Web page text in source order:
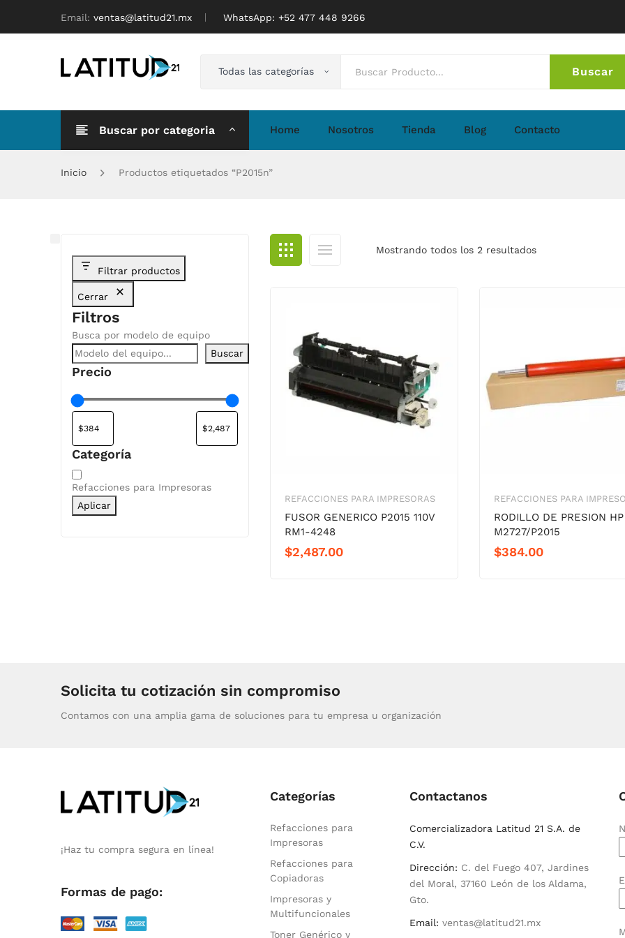
Email: ventas@latitud21.mx WhatsApp: ‪+52 477 448 9266
Todas las categorías Buscar
Buscar por categoria Home Nosotros Tienda Blog Contacto
Inicio Productos etiquetados “P2015n”
Mostrando todos los 2 resultados
REFACCIONES PARA IMPRESORAS
FUSOR GENERICO P2015 110V
RM1-4248
$2,487.00
REFACCIONES PARA
RODILLO DE PRESION HP
M2727/P2015
$384.00
Filtrar productos
Cerrar
Filtros
Busca por modelo de equipo
Buscar
Precio
Categoría
Categoría
Refacciones para Impresoras
Aplicar
Solicita tu cotización sin compromiso
Contamos con una amplia gama de soluciones para tu empresa u organización
¡Haz tu compra segura en línea!
Formas de pago:
Categorías
Refacciones para
Impresoras
Refacciones para
Copiadoras
Impresoras y
Multifuncionales
Toner Genérico y
Contactanos
Comercializadora Latitud 21 S.A. de
C.V.
Dirección: C. del Fuego 407, Jardines
del Moral, 37160 León de los Aldama,
Gto.
Email: ventas@latitud21.mx